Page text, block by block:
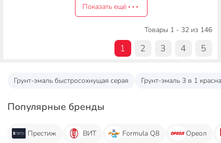
Показать ещё
Товары 1 - 32 из 146
1 2 3 4 5
Грунт-эмаль быстросохнущая серая Грунт-эмаль 3 в 1
Популярные бренды
Престиж ВИТ Formula Q8 Ореол